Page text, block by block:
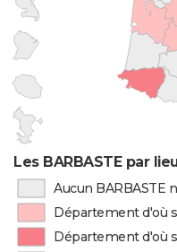
Les BARBASTE par
Aucun BARBASTE
Département d'où
Département d'où